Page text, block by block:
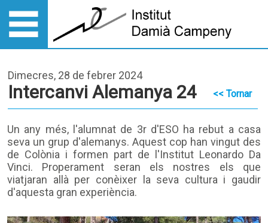
Dimecres, 28 de febrer 2024
Intercanvi Alemanya 24 << Tornar
Un any més, l'alumnat de 3r d'ESO ha rebut a casa
seva un grup d'alemanys. Aquest cop han vingut des
de Colònia i formen part de l'Institut Leonardo Da
Vinci. Properament seran els nostres els que
viatjaran allà per conèixer la seva cultura i gaudir
d'aquesta gran experiència.